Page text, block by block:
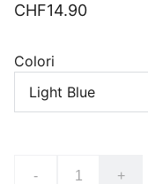
CHF14.90
Colori
- +